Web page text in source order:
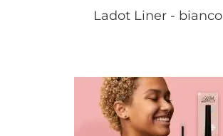
Ladot Liner - bianco